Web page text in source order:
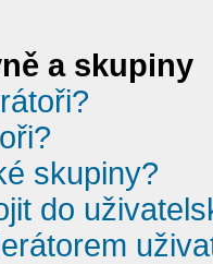
a skupiny
skupiny?
do